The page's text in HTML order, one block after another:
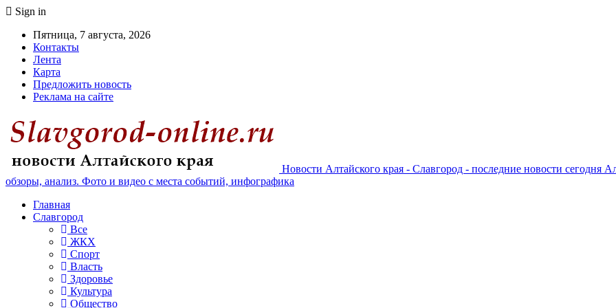
Sign in
Пятница, 7 августа, 2026
Контакты
Лента
Карта
Предложить новость
Реклама на сайте
Новости Алтайского края - Славгород - последние новости сегодня
обзоры, анализ. Фото и видео с места событий, инфографика
Главная
Славгород
Все
ЖКХ
Спорт
Власть
Здоровье
Культура
Общество